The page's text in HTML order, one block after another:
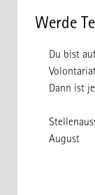
Werde
Du bist
Dann ist
August